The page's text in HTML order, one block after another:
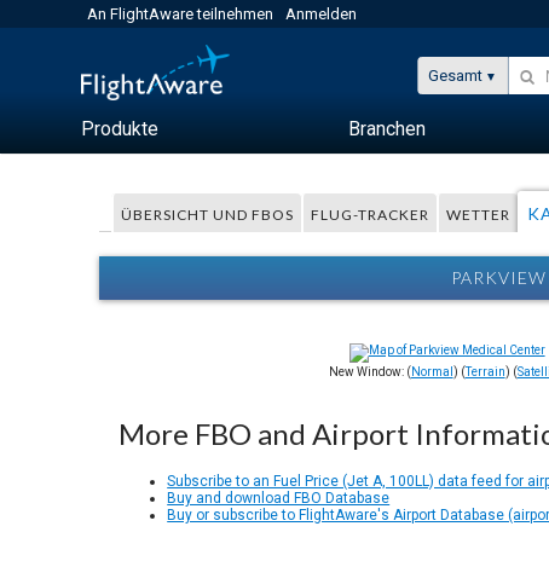
An FlightAware teilnehmen Anmelden
Gesamt
Produkte Branchen
ÜBERSICHT UND FBOS FLUG-TRACKER WETTER
New Window: ( Normal ) (Terrain) (
More FBO and Airport
Subscribe to an Fuel Price (Jet A, 100LL) data feed for
Buy and download FBO Database
Buy or subscribe to FlightAware's Airport Database